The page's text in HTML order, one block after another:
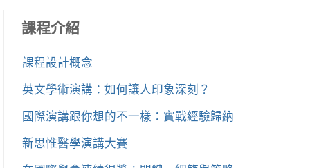
課程介紹
課程設計概念
英文學術演講：如何讓人印象深刻？
國際演講跟你想的不一樣：實戰經驗歸納
新思惟醫學演講大賽